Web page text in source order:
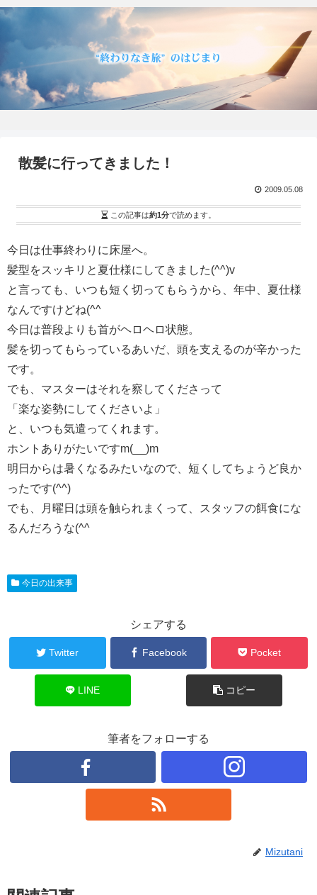
散髪に行ってきました！
2009.05.08
この記事は約1分で読めます。
今日は仕事終わりに床屋へ。
髪型をスッキリと夏仕様にしてきました(^^)v
と言っても、いつも短く切ってもらうから、年中、夏仕様
なんですけどね(^^ゞ
今日は普段よりも首がヘロヘロ状態。
髪を切ってもらっているあいだ、頭を支えるのが辛かった
です。
でも、マスターはそれを察してくださって
「楽な姿勢にしてくださいよ」
と、いつも気遣ってくれます。
ホントありがたいですm(__)m
明日からは暑くなるみたいなので、短くしてちょうど良か
ったです(^^)
でも、月曜日は頭を触られまくって、スタッフの餌食にな
るんだろうな(^^ゞ
今日の出来事
シェアする
Twitter Facebook Pocket
LINE コピー
筆者をフォローする
Mizutani